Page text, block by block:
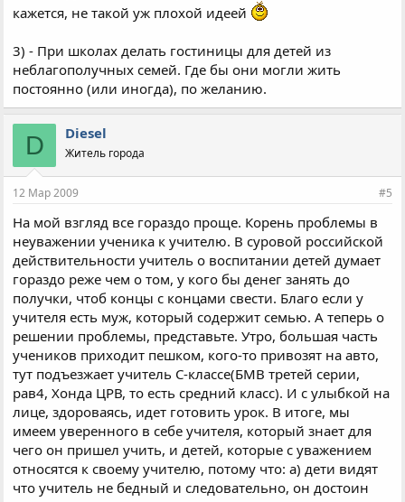
кажется, не такой уж плохой идеей
3) - При школах делать гостиницы для детей из
неблагополучных семей. Где бы они могли жить
постоянно (или иногда), по желанию.
D Diesel
Житель города
12 Мар 2009 #5
На мой взгляд все гораздо проще. Корень проблемы в
неуважении ученика к учителю. В суровой российской
действительности учитель о воспитании детей думает
гораздо реже чем о том, у кого бы денег занять до
получки, чтоб концы с концами свести. Благо если у
учителя есть муж, который содержит семью. А теперь о
решении проблемы, представьте. Утро, большая часть
учеников приходит пешком, кого-то привозят на авто,
тут подъезжает учитель С-классе(БМВ третей серии,
рав4, Хонда ЦРВ, то есть средний класс). И с улыбкой на
лице, здороваясь, идет готовить урок. В итоге, мы
имеем уверенного в себе учителя, который знает для
чего он пришел учить, и детей, которые с уважением
относятся к своему учителю, потому что: а) дети видят
что учитель не бедный и следовательно, он достоин